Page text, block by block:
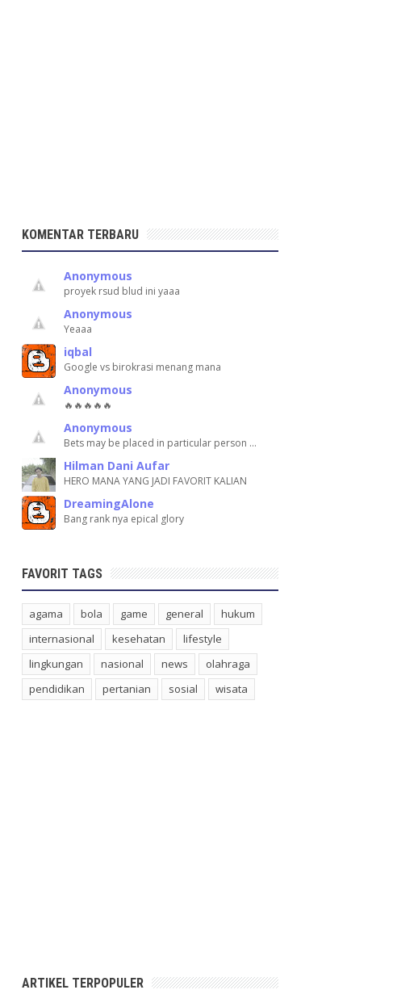
KOMENTAR TERBARU
Anonymous
proyek rsud blud ini yaaa
Anonymous
Yeaaa
iqbal
Google vs birokrasi menang mana
Anonymous
🔥🔥🔥🔥🔥
Anonymous
Bets may be placed in particular person …
Hilman Dani Aufar
HERO MANA YANG JADI FAVORIT KALIAN
DreamingAlone
Bang rank nya epical glory
FAVORIT TAGS
agama bola game general
hukum
internasional
kesehatan
lifestyle
lingkungan
nasional news
olahraga
pendidikan
pertanian sosial wisata
ARTIKEL TERPOPULER